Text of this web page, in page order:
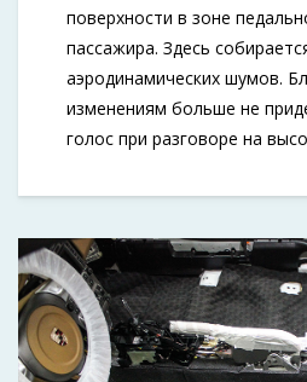
поверхности в зоне
пассажира. Здесь
аэродинамических шумов.
изменениям больше не
голос при разговоре на